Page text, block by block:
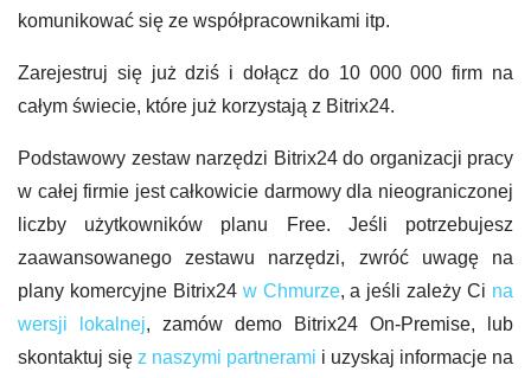
komunikować się ze współpracownikami itp.
Zarejestruj się już dziś i dołącz do 10 000 000 firm na
całym świecie, które już korzystają z Bitrix24.
Podstawowy zestaw narzędzi Bitrix24 do organizacji pracy
w całej firmie jest całkowicie darmowy dla nieograniczonej
liczby użytkowników planu Free. Jeśli potrzebujesz
zaawansowanego zestawu narzędzi, zwróć uwagę na
plany komercyjne Bitrix24 w Chmurze, a jeśli zależy Ci na
wersji lokalnej, zamów demo Bitrix24 On-Premise, lub
skontaktuj się z naszymi partnerami i uzyskaj informacje na